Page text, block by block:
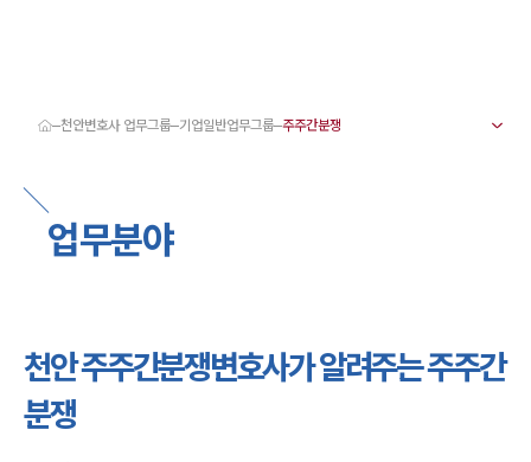
서울·대전·천안변호사
천안형사전문변호사
천안이혼전문변호사
천안학교폭력변호사
천안변호사 주요 업무사례
천안 분사무소 오시는 길
천안변호사상담 상담접수
채용정보
천안변호사 업무그룹 기업일반업무그룹
업무분야
천안 주주간분쟁변호사가 알려주는 주주간
분쟁